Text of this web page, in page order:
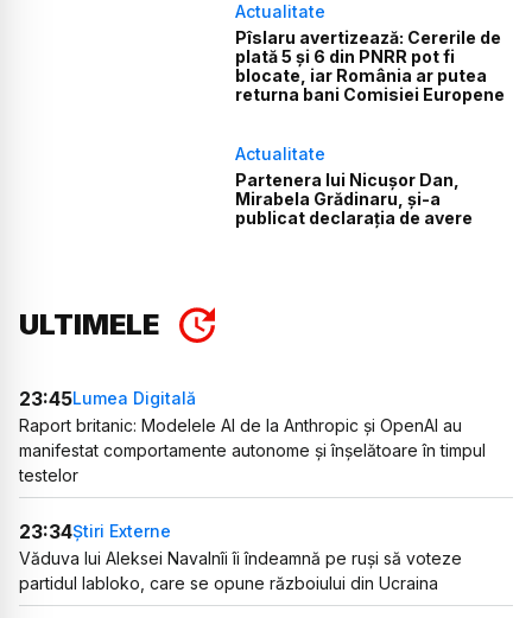
Actualitate
Pîslaru avertizează: Cererile de
plată 5 și 6 din PNRR pot fi
blocate, iar România ar putea
returna bani Comisiei Europene
Actualitate
Partenera lui Nicușor Dan,
Mirabela Grădinaru, și-a
publicat declarația de avere
ULTIMELE
23:45Lumea Digitală
Raport britanic: Modelele AI de la Anthropic și OpenAI au
manifestat comportamente autonome și înșelătoare în timpul
testelor
23:34Știri Externe
Văduva lui Aleksei Navalnîi îi îndeamnă pe ruși să voteze
partidul Iabloko, care se opune războiului din Ucraina